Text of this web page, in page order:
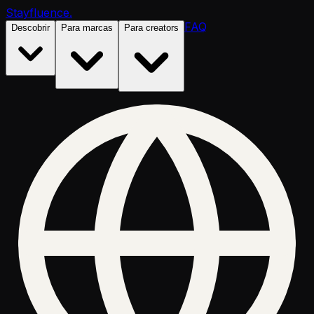
Stayfluence.
Descobrir Para marcas Para creators FAQ